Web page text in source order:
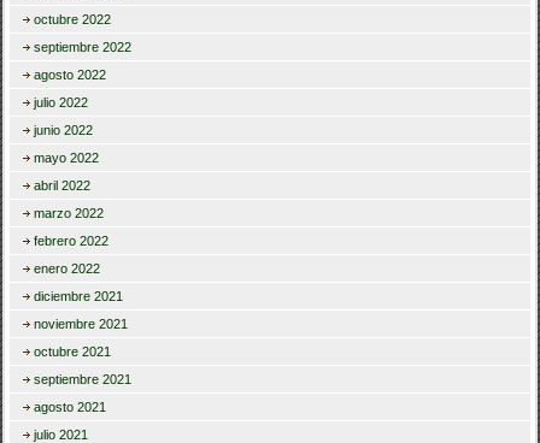
octubre 2022
septiembre 2022
agosto 2022
julio 2022
junio 2022
mayo 2022
abril 2022
marzo 2022
febrero 2022
enero 2022
diciembre 2021
noviembre 2021
octubre 2021
septiembre 2021
agosto 2021
julio 2021